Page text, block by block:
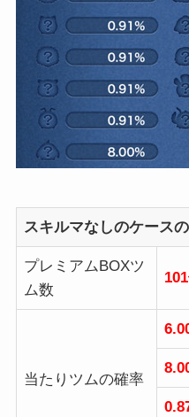
スキルマなしのケース
プレミアムBOXツ
ム数
当たりツムの確率